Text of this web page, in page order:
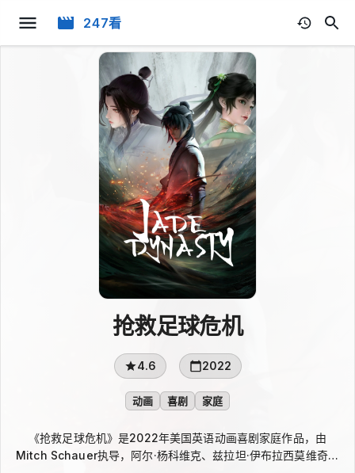
247看
抢救足球危机
4.6 2022
动画 喜剧 家庭
《抢救足球危机》是2022年美国英语动画喜剧家庭作品，由
Mitch Schauer执导，阿尔·杨科维克、兹拉坦·伊布拉西莫维奇、